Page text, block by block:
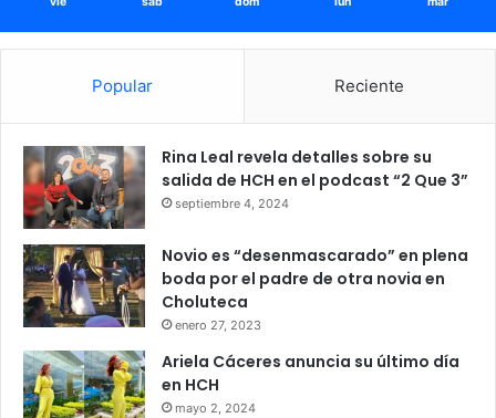
Popular Reciente
Rina Leal revela detalles sobre su
salida de HCH en el podcast “2 Que 3”
septiembre 4, 2024
Novio es “desenmascarado” en plena
boda por el padre de otra novia en
Choluteca
enero 27, 2023
Ariela Cáceres anuncia su último día
en HCH
mayo 2, 2024